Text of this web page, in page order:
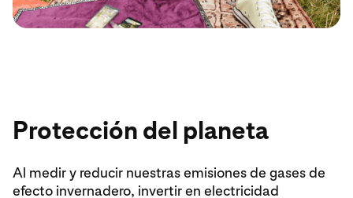
Protección del planeta
Al medir y reducir nuestras emisiones de gases de
efecto invernadero, invertir en electricidad